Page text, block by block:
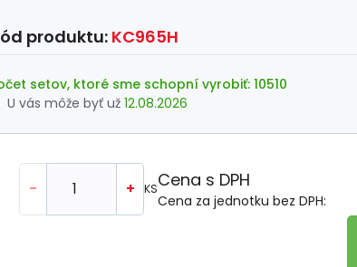
produktu: KC965H
setov, ktoré sme schopní vyrobiť: 10510
U vás môže byť už 12.08.2026
- + KS
Cena za jednotku bez DPH:
Cena s DPH